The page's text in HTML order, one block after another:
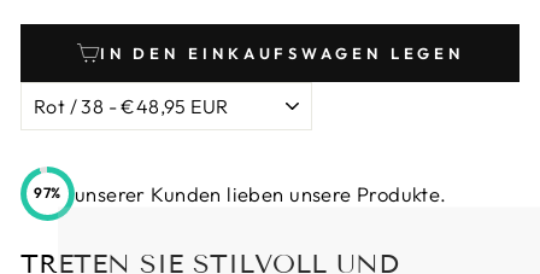
IN DEN EINKAUFSWAGEN LEGEN
97% unserer Kunden lieben unsere Produkte.
TRETEN SIE STILVOLL UND